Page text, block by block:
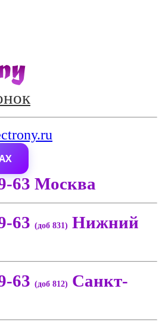
63 Москва
63 (доб 831) Нижний
63 (доб 812) Санкт-